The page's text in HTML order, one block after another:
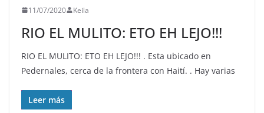
11/07/2020 Keila
RIO EL MULITO: ETO EH LEJO!!!
RIO EL MULITO: ETO EH LEJO!!! . Esta ubicado en
Pedernales, cerca de la frontera con Haití. . Hay varias
Leer más